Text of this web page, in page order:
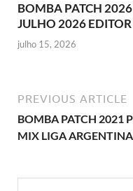
BOMBA PATCH
JULHO 2026
julho 15, 2026
PREVIOUS ARTICLE
BOMBA PATCH 2021
MIX LIGA ARGENTINA